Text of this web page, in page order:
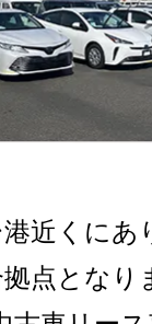
近くにあ
点となり